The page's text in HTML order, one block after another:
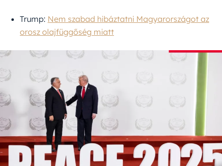
Trump: Nem szabad hibáztatni Magyarországot az
orosz olajfüggőség miatt